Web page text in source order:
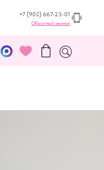
+7 (902) 667-23-01
Обратный звонок